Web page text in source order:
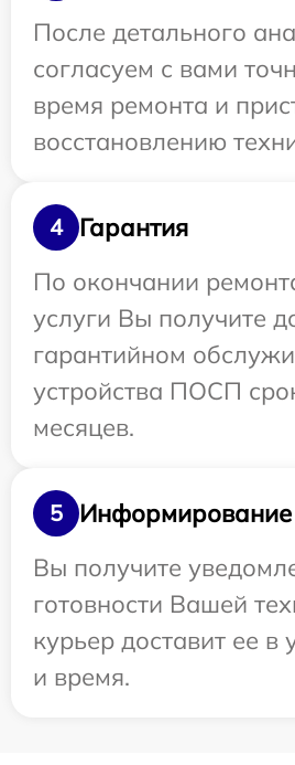
После детального
согласуем с вами
время ремонта и
восстановлению
4
Гарантия
По окончании
услуги Вы получите
гарантийном
устройства ПОСП
месяцев.
5
Информирование
Вы получите
готовности Вашей
курьер доставит ее в
и время.